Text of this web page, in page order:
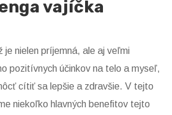
vajíčka
je nielen príjemná, ale aj veľmi
pozitívnych účinkov na telo a myseľ,
cítiť sa lepšie a zdravšie. V tejto
niekoľko hlavných benefitov tejto